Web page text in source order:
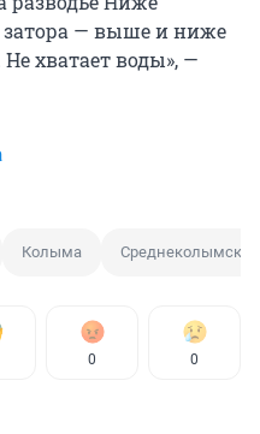
затора — выше и ниже
хватает воды», —
Колыма Среднеколымск
0 0